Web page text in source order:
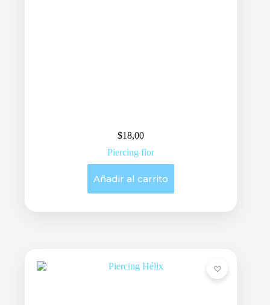
$18,00
Piercing flor
Añadir al carrito